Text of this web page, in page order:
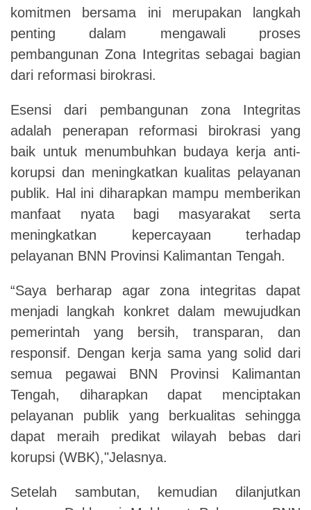
komitmen bersama ini merupakan langkah
penting dalam mengawali proses
pembangunan Zona Integritas sebagai bagian
dari reformasi birokrasi.
Esensi dari pembangunan zona Integritas
adalah penerapan reformasi birokrasi yang
baik untuk menumbuhkan budaya kerja anti-
korupsi dan meningkatkan kualitas pelayanan
publik. Hal ini diharapkan mampu memberikan
manfaat nyata bagi masyarakat serta
meningkatkan kepercayaan terhadap
pelayanan BNN Provinsi Kalimantan Tengah.
“Saya berharap agar zona integritas dapat
menjadi langkah konkret dalam mewujudkan
pemerintah yang bersih, transparan, dan
responsif. Dengan kerja sama yang solid dari
semua pegawai BNN Provinsi Kalimantan
Tengah, diharapkan dapat menciptakan
pelayanan publik yang berkualitas sehingga
dapat meraih predikat wilayah bebas dari
korupsi (WBK),"Jelasnya.
Setelah sambutan, kemudian dilanjutkan